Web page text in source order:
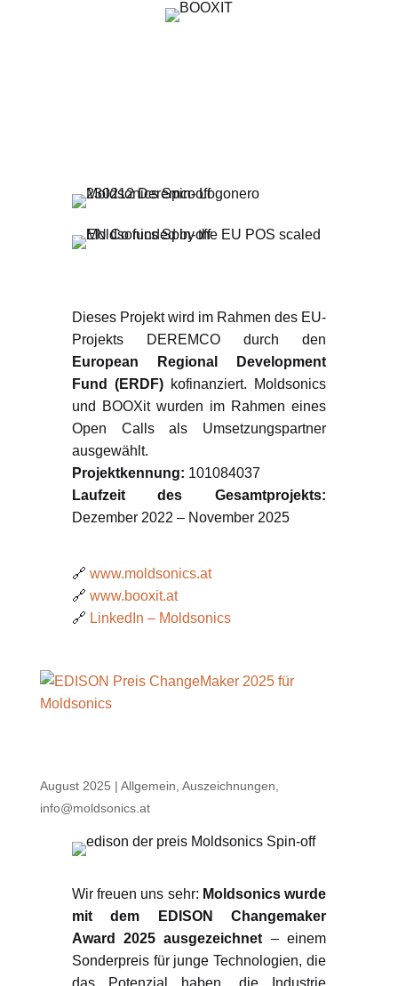
Dieses Projekt wird im Rahmen des EU-
Projekts DEREMCO durch den
European Regional Development
Fund (ERDF)kofinanziert. Moldsonics
und BOOXit wurden im Rahmen eines
Open Calls als Umsetzungspartner
ausgewählt.
Projektkennung: 101084037
Laufzeit des Gesamtprojekts:
Dezember 2022 – November 2025
🔗 www.moldsonics.at
🔗 www.booxit.at
🔗 LinkedIn – Moldsonics
August 2025 | Allgemein Auszeichnungen
info@moldsonics.at
Wir freuen uns sehr: Moldsonics wurde
mit dem EDISON Changemaker
Award 2025 ausgezeichnet – einem
Sonderpreis für junge Technologien, die
das Potenzial haben, die Industrie